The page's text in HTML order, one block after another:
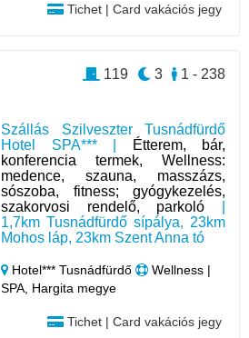
Tichet | Card vakációs jegy
Szállás Szilveszter Tusnádfürdő
Hotel SPA*** |
Étterem, bár,
konferencia termek, Wellness:
medence, szauna, masszázs,
sószoba, fitness; gyógykezelés,
szakorvosi rendelő, parkoló
1,7km Tusnádfürdő sípálya, 23km
Mohos láp, 23km Szent Anna tó
Hotel*** Tusnádfürdő
Wellness |
SPA, Hargita megye
Tichet | Card vakációs jegy
1 - 238
3
119